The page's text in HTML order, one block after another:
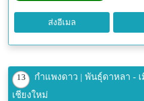
ส่งอีเมล
13
กำแพงดาว | พันธุ์ดาหลา - เ
เชียงใหม่